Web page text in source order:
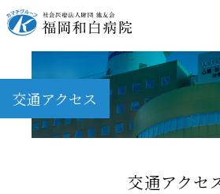
交通アクセス
交通アクセ